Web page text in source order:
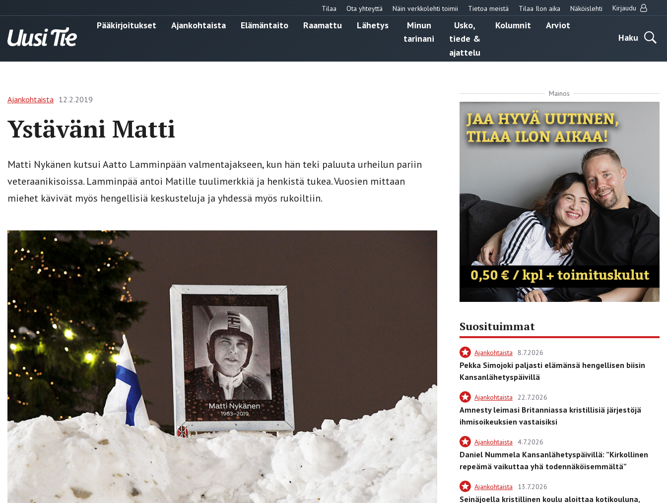
Tilaa Ota yhteyttä Näin verkkolehti toimii Tietoa meistä Tilaa Ilon aika Näköislehti Kirjaudu
Pääkirjoitukset Ajankohtaista Elämäntaito Raamattu Lähetys
Minun
tarinani
Usko,
tiede &
ajattelu
Kolumnit
Arviot
Haku
Ajankohtaista 12.2.2019
Ystäväni Matti
Matti Nykänen kutsui Aatto Lamminpään valmentajakseen, kun hän teki paluuta urheilun pariin
veteraanikisoissa. Lamminpää antoi Matille tuulimerkkiä ja henkistä tukea. Vuosien mittaan
miehet kävivät myös hengellisiä keskusteluja ja yhdessä myös rukoiltiin.
Mainos
Suosituimmat
Ajankohtaista 8.7.2026
Pekka Simojoki paljasti elämänsä hengellisen biisin
Kansanlähetyspäivillä
Ajankohtaista 22.7.2026
Amnesty leimasi Britanniassa kristillisiä järjestöjä
ihmisoikeuksien vastaisiksi
Ajankohtaista 4.7.2026
Daniel Nummela Kansanlähetyspäivillä: ”Kirkollinen
repeämä vaikuttaa yhä todennäköisemmältä”
Ajankohtaista 13.7.2026
Seinäjoella kristillinen koulu aloittaa kotikouluna,